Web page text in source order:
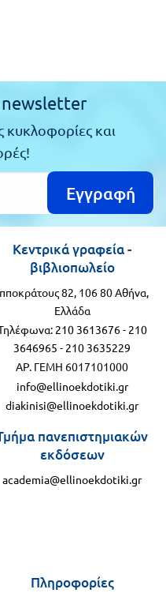
κυκλοφορίες και
Εγγραφή
Κεντρικά γραφεία -
βιβλιοπωλείο
82, 106 80 Αθήνα,
Ελλάδα
210 3613676- 210
3646965 - 210 3635229
ΑΡ. ΓΕΜΗ 6017101000
info@ellinoekdotiki.gr
diakinisi@ellinoekdotiki.gr
πανεπιστημιακών
εκδόσεων
academia@ellinoekdotiki.gr
Πληροφορίες